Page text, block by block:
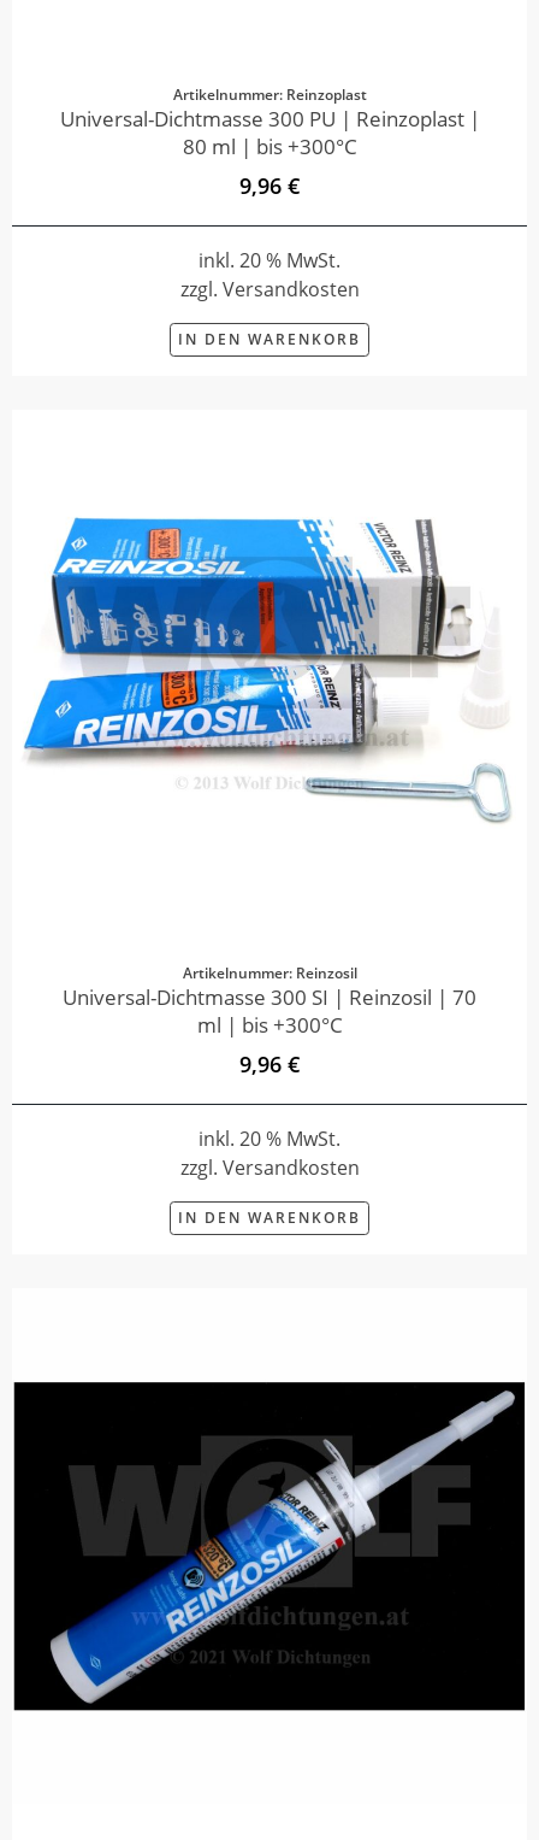
Artikelnummer: Reinzoplast
Universal-Dichtmasse 300 PU | Reinzoplast |
80 ml | bis +300°C
9,96 €
inkl. 20 % MwSt.
zzgl. Versandkosten
IN DEN WARENKORB
Artikelnummer: Reinzosil
Universal-Dichtmasse 300 SI | Reinzosil | 70
ml | bis +300°C
9,96 €
inkl. 20 % MwSt.
zzgl. Versandkosten
IN DEN WARENKORB